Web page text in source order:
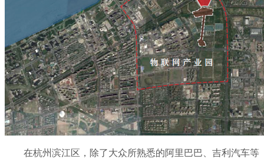
在杭州滨江区，除了大众所熟悉的阿里巴巴、吉利汽车等